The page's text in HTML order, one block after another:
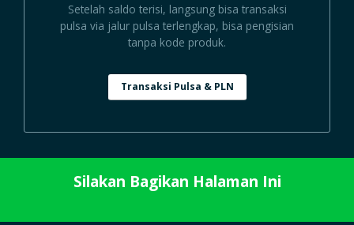
Setelah saldo terisi, langsung bisa transaksi
pulsa via jalur pulsa terlengkap, bisa pengisian
tanpa kode produk.
Transaksi Pulsa & PLN
Silakan Bagikan Halaman Ini